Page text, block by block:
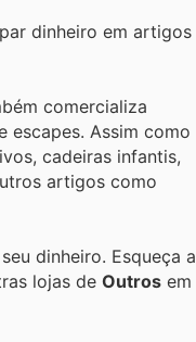
dinheiro em artigos
comercializa
escapes. Assim como
cadeiras infantis,
artigos como
dinheiro. Esqueça a
lojas de Outros em